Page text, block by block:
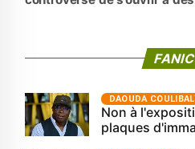
‎DAOUDA
Non à
plaques